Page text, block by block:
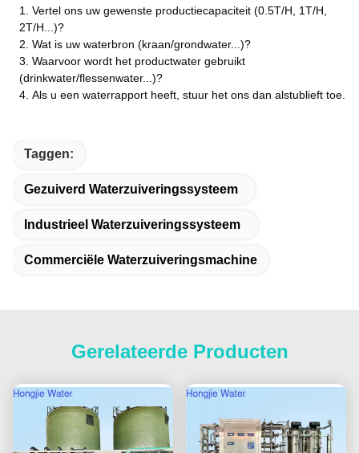
1. Vertel ons uw gewenste productiecapaciteit (0.5T/H, 1T/H,
2T/H...)?
2. Wat is uw waterbron (kraan/grondwater...)?
3. Waarvoor wordt het productwater gebruikt
(drinkwater/flessenwater...)?
4. Als u een waterrapport heeft, stuur het ons dan alstublieft toe.
Taggen:
Gezuiverd Waterzuiveringssysteem
Industrieel Waterzuiveringssysteem
Commerciële Waterzuiveringsmachine
Gerelateerde Producten